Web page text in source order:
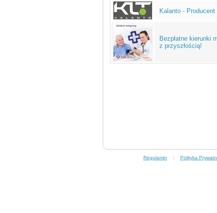
Kalanto -
Bezpłatne kierunki
z przyszłością!
Regulamin | Polityka